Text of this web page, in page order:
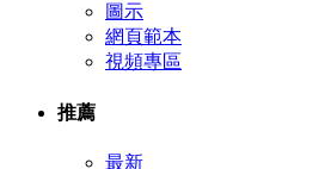
圖示
網頁範本
視頻專區
推薦
最新